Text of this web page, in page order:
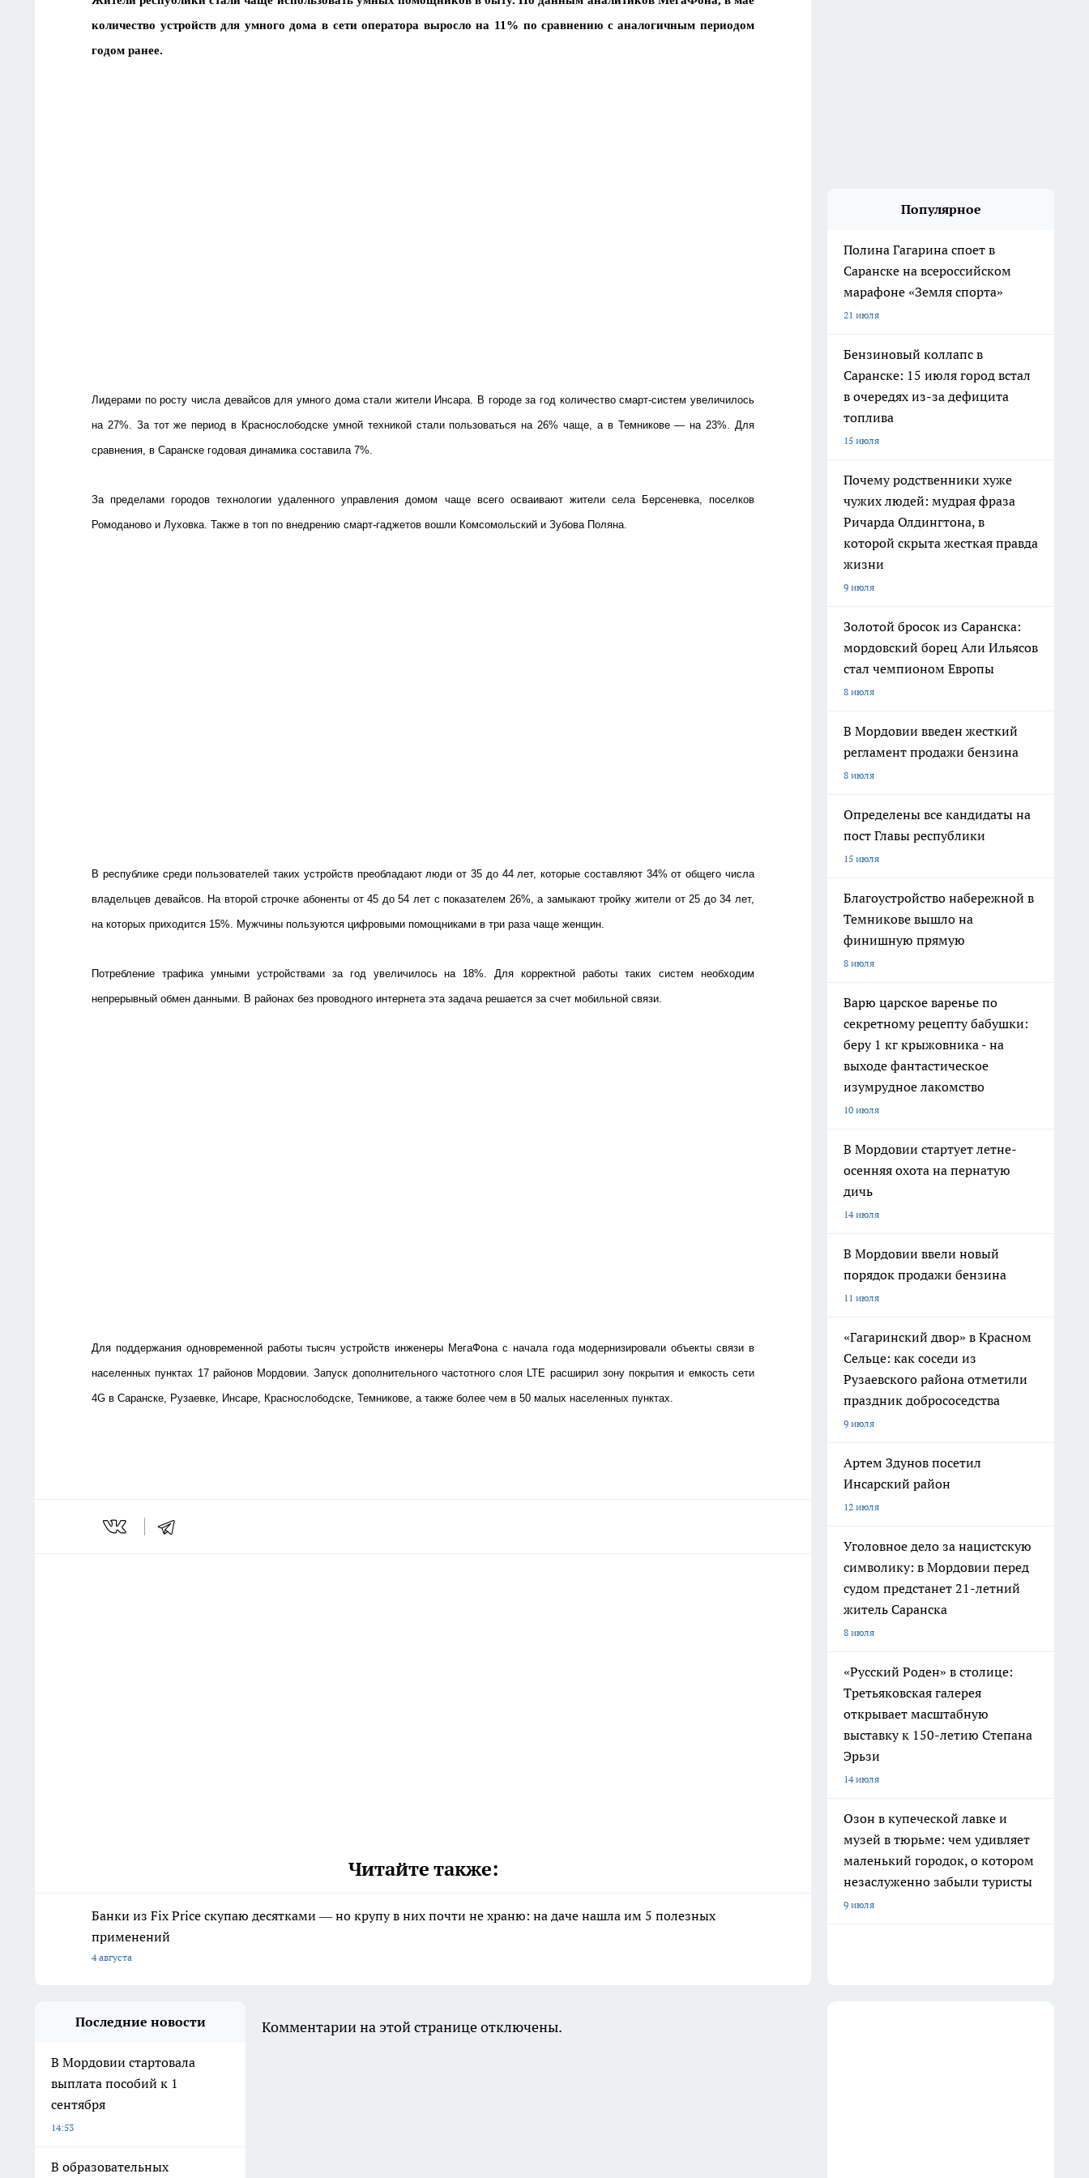
количество устройств для умного дома в сети оператора выросло на 11% по сравнению с аналогичным периодом
годом ранее.
Лидерами по росту числа девайсов для умного дома стали жители Инсара. В городе за год количество смарт-систем увеличилось
на 27%. За тот же период в Краснослободске умной техникой стали пользоваться на 26% чаще, а в Темникове — на 23%. Для
сравнения, в Саранске годовая динамика составила 7%.
За пределами городов технологии удаленного управления домом чаще всего осваивают жители села Берсеневка, поселков
Ромоданово и Луховка. Также в топ по внедрению смарт-гаджетов вошли Комсомольский и Зубова Поляна.
В республике среди пользователей таких устройств преобладают люди от 35 до 44 лет, которые составляют 34% от общего числа
владельцев девайсов. На второй строчке абоненты от 45 до 54 лет с показателем 26%, а замыкают тройку жители от 25 до 34 лет,
на которых приходится 15%. Мужчины пользуются цифровыми помощниками в три раза чаще женщин.
Потребление трафика умными устройствами за год увеличилось на 18%. Для корректной работы таких систем необходим
непрерывный обмен данными. В районах без проводного интернета эта задача решается за счет мобильной связи.
Для поддержания одновременной работы тысяч устройств инженеры МегаФона с начала года модернизировали объекты связи в
населенных пунктах 17 районов Мордовии. Запуск дополнительного частотного слоя LTE расширил зону покрытия и емкость сети
4G в Саранске, Рузаевке, Инсаре, Краснослободске, Темникове, а также более чем в 50 малых населенных пунктах.
Читайте также:
Банки из Fix Price скупаю десятками — но крупу в них почти не храню: на даче нашла им 5 полезных
применений
4 августа
Популярное
Полина Гагарина споет в
Саранске на всероссийском
марафоне «Земля спорта»
21 июля
Бензиновый коллапс в
Саранске: 15 июля город встал
в очередях из-за дефицита
топлива
15 июля
Почему родственники хуже
чужих людей: мудрая фраза
Ричарда Олдингтона, в
которой скрыта жесткая правда
жизни
9 июля
Золотой бросок из Саранска:
мордовский борец Али Ильясов
стал чемпионом Европы
8 июля
В Мордовии введен жесткий
регламент продажи бензина
8 июля
Определены все кандидаты на
пост Главы республики
15 июля
Благоустройство набережной в
Темникове вышло на
финишную прямую
8 июля
Варю царское варенье по
секретному рецепту бабушки:
беру 1 кг крыжовника - на
выходе фантастическое
изумрудное лакомство
10 июля
В Мордовии стартует летне-
осенняя охота на пернатую
дичь
14 июля
В Мордовии ввели новый
порядок продажи бензина
11 июля
«Гагаринский двор» в Красном
Сельце: как соседи из
Рузаевского района отметили
праздник добрососедства
9 июля
Артем Здунов посетил
Инсарский район
12 июля
Уголовное дело за нацистскую
символику: в Мордовии перед
судом предстанет 21-летний
житель Саранска
8 июля
«Русский Роден» в столице:
Третьяковская галерея
открывает масштабную
выставку к 150-летию Степана
Эрьзи
14 июля
Озон в купеческой лавке и
музей в тюрьме: чем удивляет
маленький городок, о котором
незаслуженно забыли туристы
9 июля
Последние новости
В Мордовии стартовала
выплата пособий к 1
сентября
14:53
В образовательных
Комментарии на этой странице отключены.